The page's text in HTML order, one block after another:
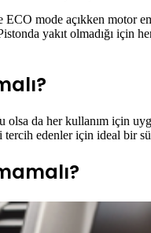
mode açıkken motor
yakıt olmadığı için
da her kullanım için
edenler için ideal